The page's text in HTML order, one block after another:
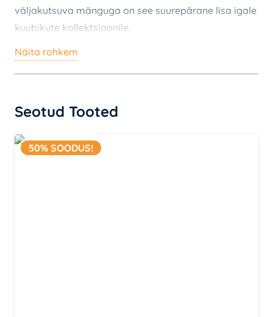
väljakutsuva mänguga on see suurepärane lisa igale
kuubikute kollektsioonile.
Pakend Sisaldab: YuXin Klotski 2×2 M
Näita rohkem
Seotud Tooted
50% SOODUS!